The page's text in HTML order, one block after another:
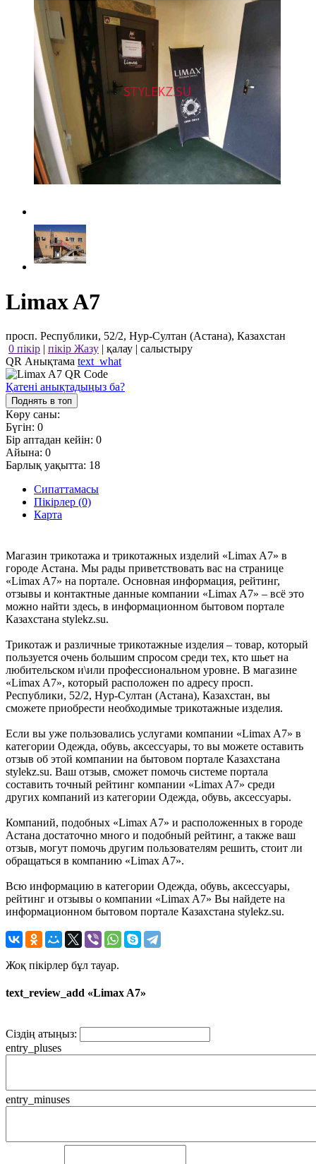
Limax A7
просп. Республики, 52/2, Нур-Султан (Астана), Казахстан
0 пікір | пікір Жазу | қалау | салыстыру
QR Анықтама text_what
Қатені анықтадыңыз ба?
Поднять в топ
Көру саны:
Бүгін: 0
Бір аптадан кейін: 0
Айына: 0
Барлық уақытта: 18
Сипаттамасы
Пікірлер (0)
Карта
Магазин трикотажа и трикотажных изделий «Limax A7» в
городе Астана. Мы рады приветствовать вас на странице
«Limax A7» на портале. Основная информация, рейтинг,
отзывы и контактные данные компании «Limax A7» – всё это
можно найти здесь, в информационном бытовом портале
Казахстана stylekz.su.
Трикотаж и различные трикотажные изделия – товар, который
пользуется очень большим спросом среди тех, кто шьет на
любительском и\или профессиональном уровне. В магазине
«Limax A7», который расположен по адресу просп.
Республики, 52/2, Нур-Султан (Астана), Казахстан, вы
сможете приобрести необходимые трикотажные изделия.
Если вы уже пользовались услугами компании «Limax A7» в
категории Одежда, обувь, аксессуары, то вы можете оставить
отзыв об этой компании на бытовом портале Казахстана
stylekz.su. Ваш отзыв, сможет помочь системе портала
составить точный рейтинг компании «Limax A7» среди
других компаний из категории Одежда, обувь, аксессуары.
Компаний, подобных «Limax A7» и расположенных в городе
Астана достаточно много и подобный рейтинг, а также ваш
отзыв, могут помочь другим пользователям решить, стоит ли
обращаться в компанию «Limax A7».
Всю информацию в категории Одежда, обувь, аксессуары,
рейтинг и отзывы о компании «Limax A7» Вы найдете на
информационном бытовом портале Казахстана stylekz.su.
Жоқ пікірлер бұл тауар.
text_review_add «Limax A7»
Сіздің атыңыз:
entry_pluses
entry_minuses